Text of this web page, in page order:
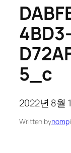
5_c
2022년 8월
Written bynomp